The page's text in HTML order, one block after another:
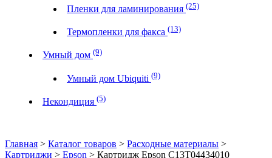
Пленки для ламинирования (25)
Термопленки для факса (13)
Умный дом (9)
Умный дом Ubiquiti (9)
Некондиция (5)
Главная > Каталог товаров > Расходные материалы >
Картриджи > Epson > Картридж Epson C13T04434010